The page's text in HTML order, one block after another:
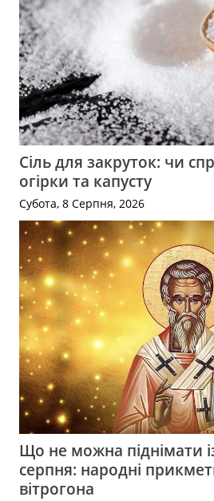
Сіль для закруток: чи
огірки та капусту
Субота, 8 Серпня, 2026
Що не можна піднімати
серпня: народні
вітрогона